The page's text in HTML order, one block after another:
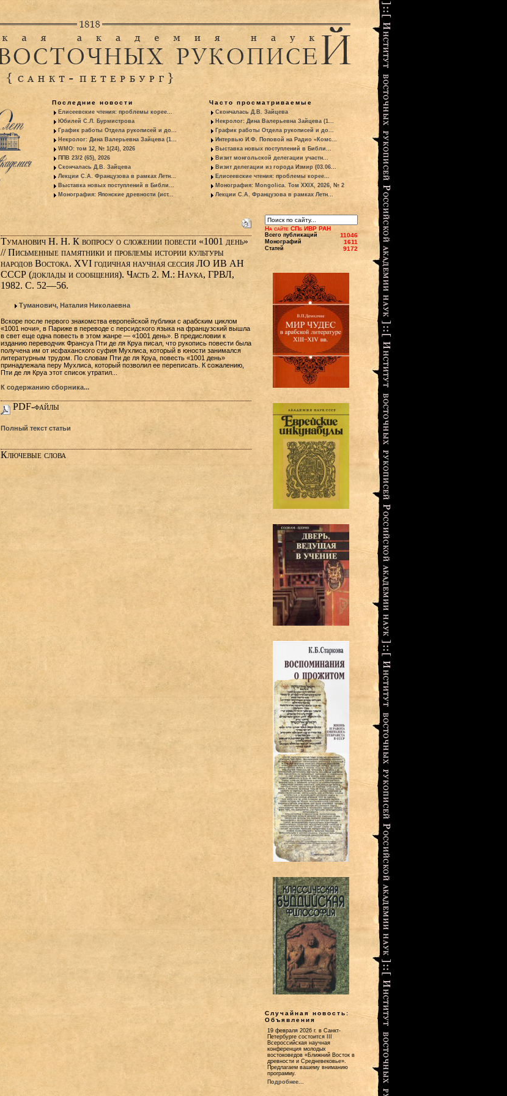
Последние новости
Елисеевские чтения: проблемы корее...
Юбилей С.Л. Бурмистрова
График работы Отдела рукописей и до...
Некролог: Дина Валерьевна Зайцева (1...
WMO: том 12, № 1(24), 2026
ППВ 23/2 (65), 2026
Скончалась Д.В. Зайцева
Лекции С.А. Французова в рамках Летн...
Выставка новых поступлений в Библи...
Монография: Японские древности (ист...
Часто просматриваемые
Скончалась Д.В. Зайцева
Некролог: Дина Валерьевна Зайцева (1...
График работы Отдела рукописей и до...
Интервью И.Ф. Поповой на Радио «Комс...
Выставка новых поступлений в Библи...
Визит монгольской делегации участн...
Визит делегации из города Измир (03.06...
Елисеевские чтения: проблемы корее...
Монография: Mongolica. Том XXIX, 2026, № 2
Лекции С.А. Французова в рамках Летн...
Туманович Н. Н. К вопросу о сложении повести «1001 день»
// Письменные памятники и проблемы истории культуры
народов Востока. XVI годичная научная сессия ЛО ИВ АН
СССР (доклады и сообщения). Часть 2. М.: Наука, ГРВЛ,
1982. С. 52—56.
Туманович, Наталия Николаевна
Вскоре после первого знакомства европейской публики с арабским циклом
«1001 ночи», в Париже в переводе с персидского языка на французский вышла
в свет еще одна повесть в этом жанре — «1001 день». В предисловии к
изданию переводчик Франсуа Пти де ля Круа писал, что рукопись повести была
получена им от исфаханского суфия Мухлиса, который в юности занимался
литературным трудом. По словам Пти де ля Круа, повесть «1001 день»
принадлежала перу Мухлиса, который позволил ее переписать. К сожалению,
Пти де ля Круа этот список утратил...
К содержанию сборника...
PDF-файлы
Полный текст статьи
Ключевые слова
На сайте СПб ИВР РАН
Всего публикаций 11046
Монографий 1611
Статей 9172
Случайная новость:
Объявления
19 февраля 2026 г. в Санкт-
Петербурге состоится III
Всероссийская научная
конференция молодых
востоковедов «Ближний Восток в
древности и Средневековье».
Предлагаем вашему вниманию
программу.
Подробнее...